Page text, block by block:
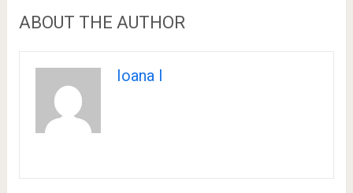
ABOUT THE AUTHOR
Ioana I